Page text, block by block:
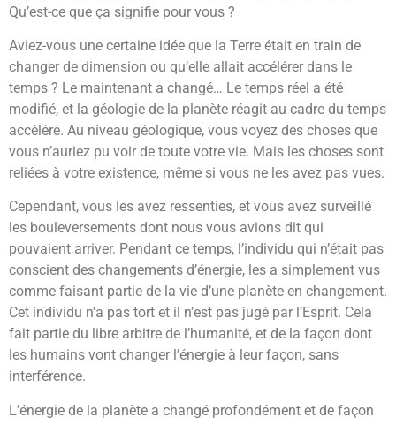
Qu’est-ce que ça signifie pour vous ?
Aviez-vous une certaine idée que la Terre était en train de
changer de dimension ou qu’elle allait accélérer dans le
temps ? Le maintenant a changé… Le temps réel a été
modifié, et la géologie de la planète réagit au cadre du temps
accéléré. Au niveau géologique, vous voyez des choses que
vous n’auriez pu voir de toute votre vie. Mais les choses sont
reliées à votre existence, même si vous ne les avez pas vues.
Cependant, vous les avez ressenties, et vous avez surveillé
les bouleversements dont nous vous avions dit qui
pouvaient arriver. Pendant ce temps, l’individu qui n’était pas
conscient des changements d’énergie, les a simplement vus
comme faisant partie de la vie d’une planète en changement.
Cet individu n’a pas tort et il n’est pas jugé par l’Esprit. Cela
fait partie du libre arbitre de l’humanité, et de la façon dont
les humains vont changer l’énergie à leur façon, sans
interférence.
L’énergie de la planète a changé profondément et de façon